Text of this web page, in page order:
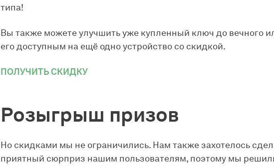
типа!
Вы также можете улучшить уже купленный ключ до вечного
его доступным на ещё одно устройство со скидкой.
ПОЛУЧИТЬ СКИДКУ
Розыгрыш призов
Но скидками мы не ограничились. Нам также захотелось
приятный сюрприз нашим пользователям, поэтому мы